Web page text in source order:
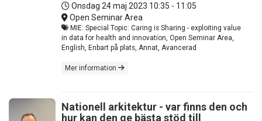
Onsdag 24 maj 2023 10:35 - 11:05
Open Seminar Area
MIE: Special Topic: Caring is Sharing - exploiting value
in data for health and innovation, Open Seminar Area,
English, Enbart på plats, Annat, Avancerad
Mer information
Nationell arkitektur - var finns den och
hur kan den ge bästa stöd till